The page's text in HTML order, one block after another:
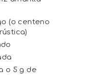
(o centeno
o 5 g de